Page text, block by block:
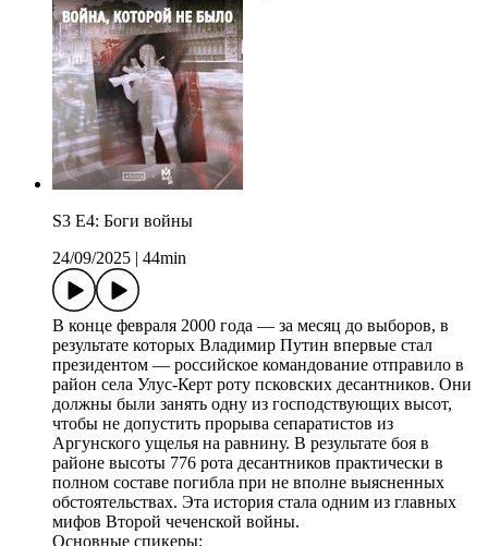
S3 E4: Боги войны
24/09/2025
44min
В конце февраля 2000 года — за месяц до выборов, в
результате которых Владимир Путин впервые стал
президентом — российское командование отправило в
район села Улус-Керт роту псковских десантников. Они
должны были занять одну из господствующих высот,
чтобы не допустить прорыва сепаратистов из
Аргунского ущелья на равнину. В результате боя в
районе высоты 776 рота десантников практически в
полном составе погибла при не вполне выясненных
обстоятельствах. Эта история стала одним из главных
мифов Второй чеченской войны.
Основные спикеры: